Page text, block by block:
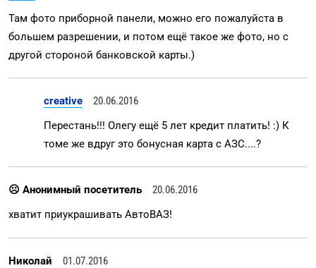
Там фото приборной панели, можно его пожалуйста в
большем разрешении, и потом ещё такое же фото, но с
другой стороной банковской карты.)
creative
20.06.2016
Перестань!!! Олегу ещё 5 лет кредит платить! :) К
томе же вдруг это бонусная карта с АЗС....?
☹ Анонимный посетитель
20.06.2016
хватит приукрашивать АвтоВАЗ!
Николай
01.07.2016